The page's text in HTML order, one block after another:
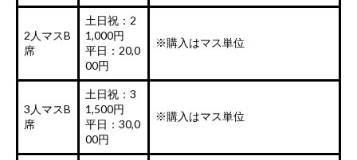
2人マスB
席
土日祝：2
1,000円
平日：20,0
00円
※購入はマス単位
3人マスB
席
土日祝：3
1,500円
平日：30,0
00円
※購入はマス単位